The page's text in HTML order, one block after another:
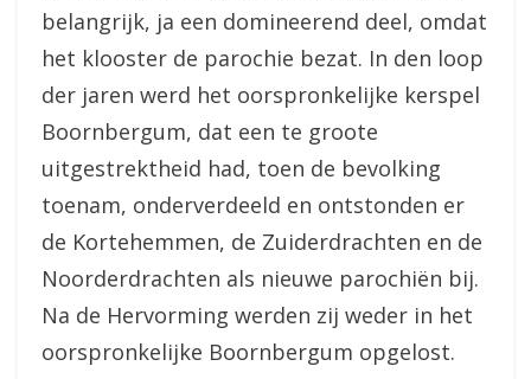
belangrijk, ja een domineerend deel, omdat
het klooster de parochie bezat. In den loop
der jaren werd het oorspronkelijke kerspel
Boornbergum, dat een te groote
uitgestrektheid had, toen de bevolking
toenam, onderverdeeld en ontstonden er
de Kortehemmen, de Zuiderdrachten en de
Noorderdrachten als nieuwe parochiën bij.
Na de Hervorming werden zij weder in het
oorspronkelijke Boornbergum opgelost.